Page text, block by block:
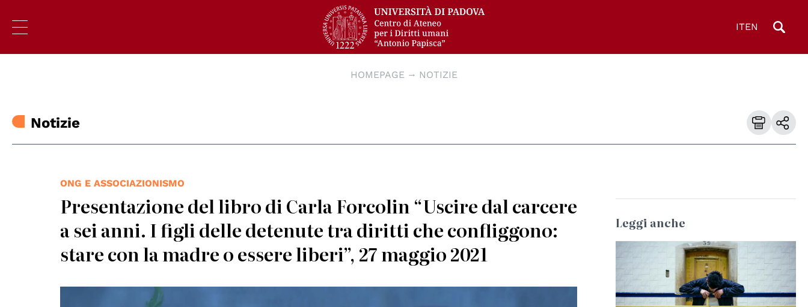
ITEN
HOMEPAGE NOTIZIE
Notizie
ONG E ASSOCIAZIONISMO
Presentazione del libro di Carla Forcolin “Uscire dal carcere
a sei anni. I figli delle detenute tra diritti che confliggono:
stare con la madre o essere liberi”, 27 maggio 2021
Leggi anche